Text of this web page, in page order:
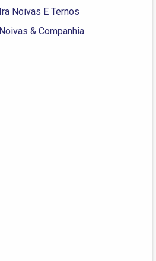
Ira Noivas E Ternos
Noivas & Companhia